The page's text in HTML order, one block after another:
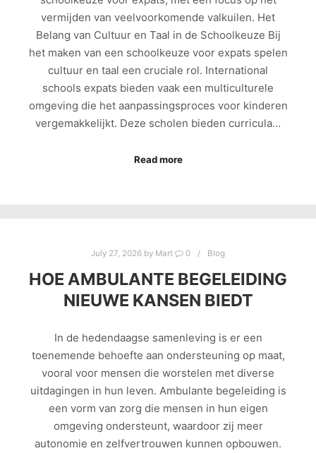
vermijden van veelvoorkomende valkuilen. Het
Belang van Cultuur en Taal in de Schoolkeuze Bij
het maken van een schoolkeuze voor expats spelen
cultuur en taal een cruciale rol. International
schools expats bieden vaak een multiculturele
omgeving die het aanpassingsproces voor kinderen
vergemakkelijkt. Deze scholen bieden curricula…
Read more
July 27, 2026 by Mart 0 Blog
HOE AMBULANTE BEGELEIDING
NIEUWE KANSEN BIEDT
In de hedendaagse samenleving is er een
toenemende behoefte aan ondersteuning op maat,
vooral voor mensen die worstelen met diverse
uitdagingen in hun leven. Ambulante begeleiding is
een vorm van zorg die mensen in hun eigen
omgeving ondersteunt, waardoor zij meer
autonomie en zelfvertrouwen kunnen opbouwen.